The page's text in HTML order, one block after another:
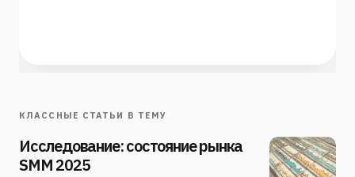
КЛАССНЫЕ СТАТЬИ В ТЕМУ
Исследование: состояние рынка
SMM 2025